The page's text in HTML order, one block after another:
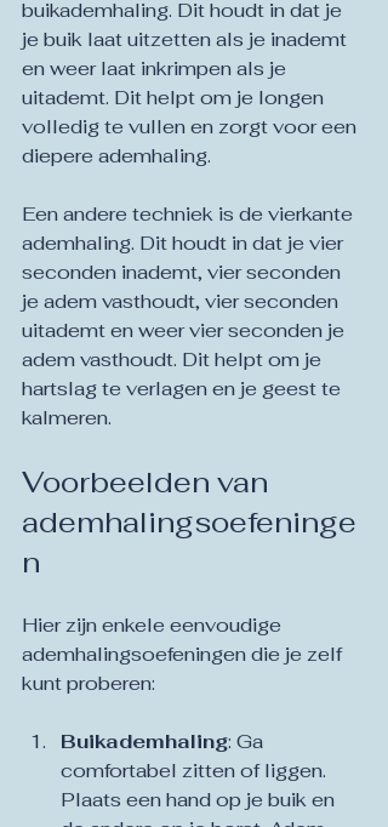
buikademhaling. Dit houdt in dat je
je buik laat uitzetten als je inademt
en weer laat inkrimpen als je
uitademt. Dit helpt om je longen
volledig te vullen en zorgt voor een
diepere ademhaling.
Een andere techniek is de vierkante
ademhaling. Dit houdt in dat je vier
seconden inademt, vier seconden
je adem vasthoudt, vier seconden
uitademt en weer vier seconden je
adem vasthoudt. Dit helpt om je
hartslag te verlagen en je geest te
kalmeren.
Voorbeelden van
ademhalingsoefeninge
n
Hier zijn enkele eenvoudige
ademhalingsoefeningen die je zelf
kunt proberen:
Buikademhaling: Ga
comfortabel zitten of liggen.
Plaats een hand op je buik en